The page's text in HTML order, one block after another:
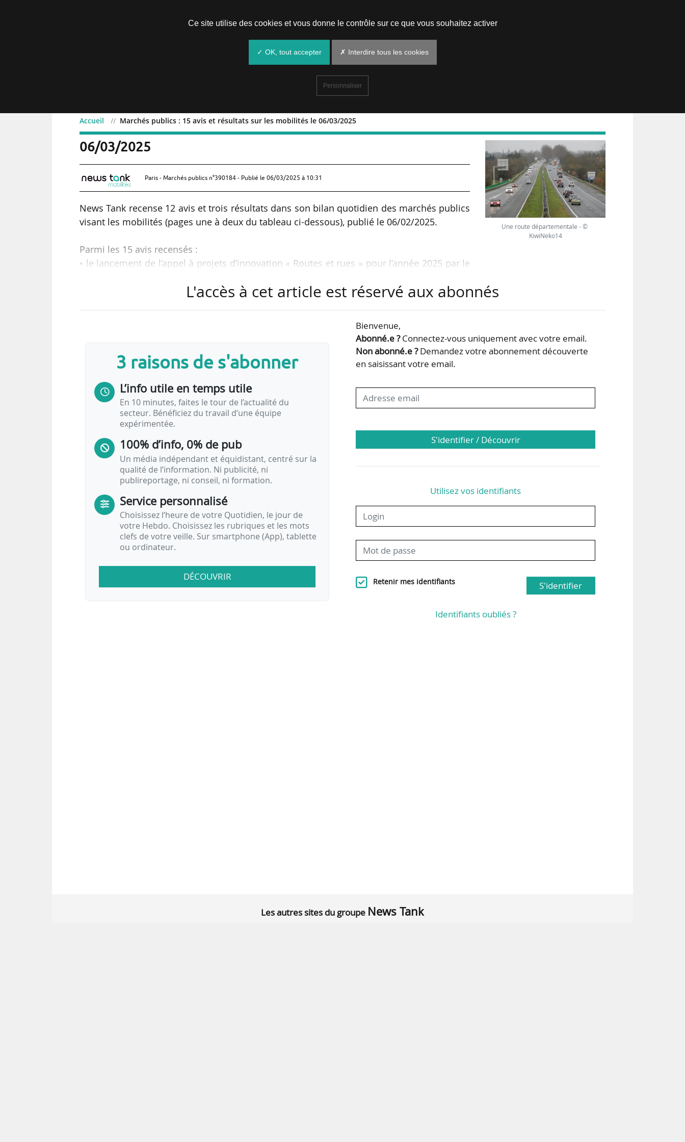
Accueil Marchés publics : 15 avis et résultats sur les mobilités le 06/03/2025
Marchés publics : 15 avis et résultats sur les mobilités le
06/03/2025
Paris - Marchés publics n°390184 - Publié le 06/03/2025 à 10:31
News Tank recense 12 avis et trois résultats dans son bilan quotidien des marchés publics
visant les mobilités (pages une à deux du tableau ci-dessous), publié le 06/02/2025.
Parmi les 15 avis recensés :
• le lancement de l’appel à projets d’innovation « Routes et rues » pour l’année 2025 par le
• une convention de concession de service public pour la gestion et l’exploitation du
• des prestations d’assistance à maîtrise d’ouvrage relatives à la réalisation des travaux de
rénovation de stations de métro de la RTM, à Marseille (Bouches-du-Rhône) ;
• la fourniture, la pose et la maintenance de mobiliers de stationnement vélos sécurisés
Une route départementale - ©
KiwiNeko14
L'accès à cet article est réservé aux abonnés
3 raisons de s'abonner
L’info utile en temps utile
En 10 minutes, faites le tour de l’actualité du
secteur. Bénéficiez du travail d’une équipe
expérimentée.
100% d’info, 0% de pub
Un média indépendant et équidistant, centré sur la
qualité de l’information. Ni publicité, ni
publireportage, ni conseil, ni formation.
Service personnalisé
Choisissez l‘heure de votre Quotidien, le jour de
votre Hebdo. Choisissez les rubriques et les mots
clefs de votre veille. Sur smartphone (App), tablette
ou ordinateur.
DÉCOUVRIR
Bienvenue,
Abonné.e ?Connectez-vous uniquement avec votre email.
Non abonné.e ?Demandez votre abonnement découverte
en saisissant votre email.
S'identifier / Découvrir
Utilisez vos identifiants
Retenir mes identifiants S'identifier
Identifiants oubliés ?
Les autres sites du groupe News Tank
Ce site utilise des cookies et vous donne le contrôle sur ce que vous souhaitez activer
✓ OK, tout accepter ✗ Interdire tous les cookies
Personnaliser